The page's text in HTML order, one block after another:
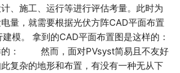
、施工、运行等进行评估考量。此时为
量，就需要根据光伏方阵CAD平面布置
模。 拿到的CAD平面布置图是这样的：
的： 然而，面对PVsyst简易且不友好
复杂的地形和布置，有没有一种无从下